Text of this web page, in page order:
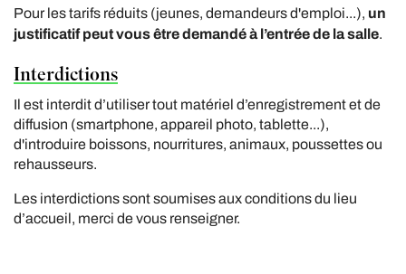
Pour les tarifs réduits (jeunes, demandeurs d'emploi...), un
justificatif peut vous être demandé à l’entrée de la salle.
Interdictions
Il est interdit d’utiliser tout matériel d’enregistrement et de
diffusion (smartphone, appareil photo, tablette...),
d'introduire boissons, nourritures, animaux, poussettes ou
rehausseurs.
Les interdictions sont soumises aux conditions du lieu
d’accueil, merci de vous renseigner.